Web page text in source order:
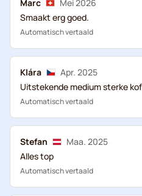
Marc
Mei 2026
Smaakt erg goed.
Automatisch vertaald
Klára
Apr. 2025
Uitstekende medium sterke
Automatisch vertaald
Stefan
Maa. 2025
Alles top
Automatisch vertaald